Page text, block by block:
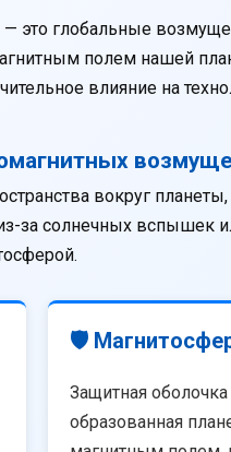
— это глобальные
полем нашей
влияние на
вокруг
из-за солнечных
🛡️
Защитная
образованная